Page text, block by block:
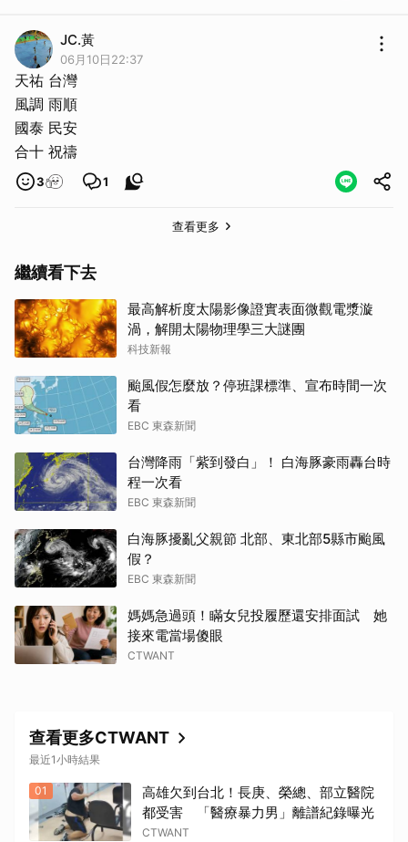
JC.黃
06月10日22:37
天祐 台灣
風調 雨順
國泰 民安
合十 祝禱
3 1
查看更多
繼續看下去
最高解析度太陽影像證實表面微觀電漿漩
渦，解開太陽物理學三大謎團
科技新報
颱風假怎麼放？停班課標準、宣布時間一次
看
EBC 東森新聞
台灣降雨「紫到發白」！ 白海豚豪雨轟台時
程一次看
EBC 東森新聞
白海豚擾亂父親節 北部、東北部5縣市颱風
假？
EBC 東森新聞
媽媽急過頭！瞞女兒投履歷還安排面試 她
接來電當場傻眼
CTWANT
查看更多CTWANT
最近1小時結果
01
高雄欠到台北！長庚、榮總、部立醫院
都受害 「醫療暴力男」離譜紀錄曝光
CTWANT